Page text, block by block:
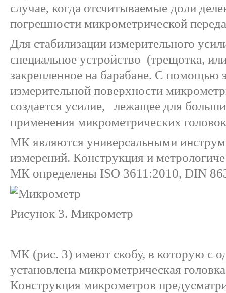
случае, когда отсчитываемые доли
погрешности микрометрической
Для стабилизации измерительного
специальное устройство (трещотка,
закрепленное на барабане. С помощью
измерительной поверхности
создается усилие, лежащее для
применения микрометрических
МК являются универсальными
измерений. Конструкция и
МК определены ISO 3611:2010, DIN
Рисунок 3. Микрометр
МК (рис. 3) имеют скобу, в которую с
установлена микрометрическая
Конструкция микрометров